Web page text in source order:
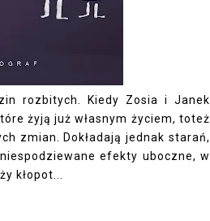
rozbitych. Kiedy Zosia i Janek
żyją już własnym życiem, toteż
zmian. Dokładają jednak starań,
efekty uboczne, w
kłopot...